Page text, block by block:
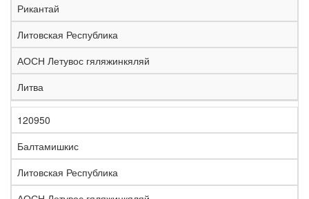
Рикантай
Литовская Республика
АОСН Летувос гяляжинкяляй
Литва
120950
Балтамишкис
Литовская Республика